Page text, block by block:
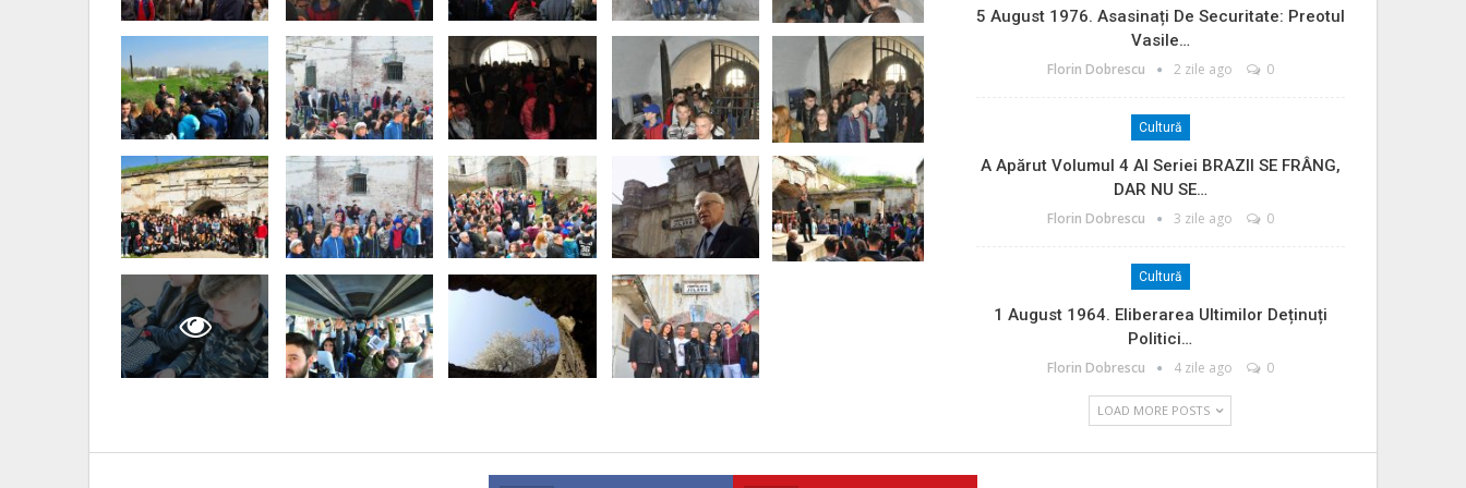
5 August 1976. Asasinați De Securitate: Preotul
Vasile…
Florin Dobrescu 2 zile ago 0
Cultură
A Apărut Volumul 4 Al Seriei BRAZII SE FRÂNG,
DAR NU SE…
Florin Dobrescu 3 zile ago 0
Cultură
1 August 1964. Eliberarea Ultimilor Deținuți
Politici…
Florin Dobrescu 4 zile ago 0
LOAD MORE POSTS